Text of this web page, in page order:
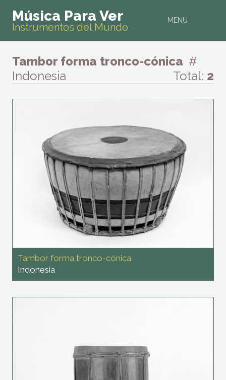
MENU
Música Para Ver
Instrumentos del Mundo
Tambor forma tronco-cónica #
Indonesia
Total: 2
Tambor forma tronco-cónica
Indonesia